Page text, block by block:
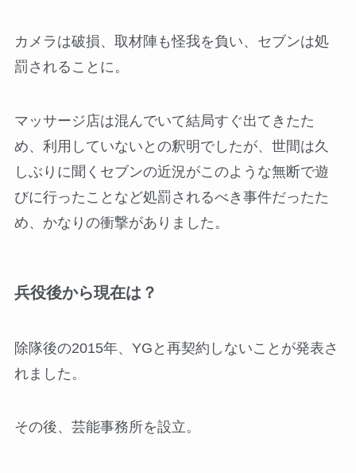
カメラは破損、取材陣も怪我を負い、セブンは処
罰されることに。
マッサージ店は混んでいて結局すぐ出てきたた
め、利用していないとの釈明でしたが、世間は久
しぶりに聞くセブンの近況がこのような無断で遊
びに行ったことなど処罰されるべき事件だったた
め、かなりの衝撃がありました。
兵役後から現在は？
除隊後の2015年、YGと再契約しないことが発表さ
れました。
その後、芸能事務所を設立。